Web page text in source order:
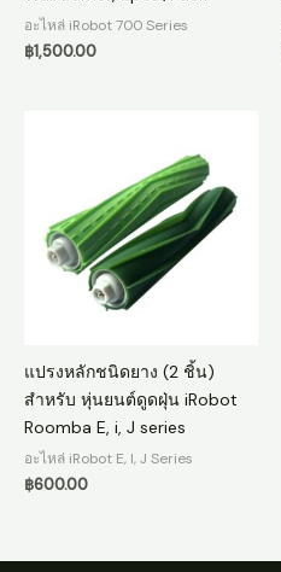
อะไหล่ iRobot 700 Series
฿1,500.00
แปรงหลักชนิดยาง (2 ชิ้น)
สำหรับ หุ่นยนต์ดูดฝุ่น iRobot
Roomba E, i, J series
อะไหล่ iRobot E, I, J Series
฿600.00